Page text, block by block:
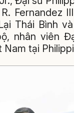
Fernandez
Thái Bình và
nhân viên
Nam tại